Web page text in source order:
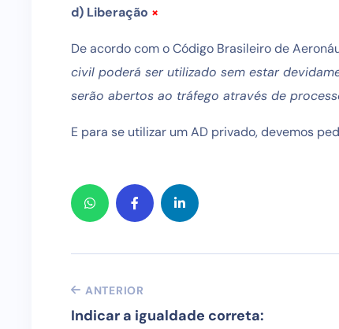
d) Liberação ×
De acordo com o Código Brasileiro de
civil poderá ser utilizado sem estar
serão abertos ao tráfego através de
E para se utilizar um AD privado, devemos
ANTERIOR
Indicar a igualdade correta: